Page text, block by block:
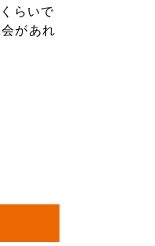
らいで
があれ